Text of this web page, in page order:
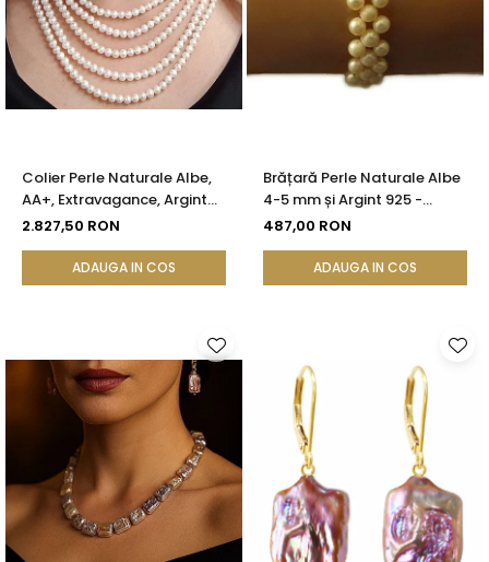
Colier Perle Naturale Albe,
AA+, Extravagance, Argint
925 | KASKADDA®
2.827,50 RON
ADAUGA IN COS
Brățară Perle Naturale Albe
4-5 mm și Argint 925 -
Delicate Beauty |
487,00 RON
ADAUGA IN COS